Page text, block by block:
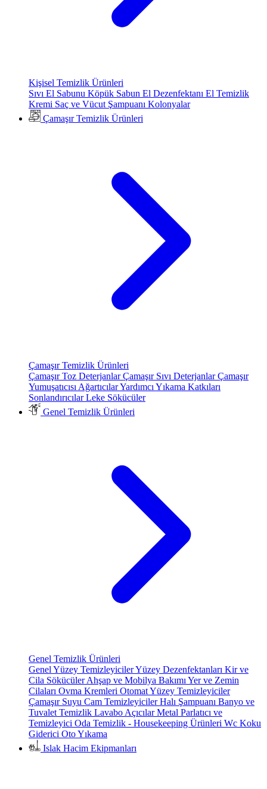
Kişisel Temizlik Ürünleri
Sıvı El Sabunu Köpük Sabun El Dezenfektanı El Temizlik
Kremi Saç ve Vücut Şampuanı Kolonyalar
Çamaşır Temizlik Ürünleri
Çamaşır Temizlik Ürünleri
Çamaşır Toz DeterjanlarÇamaşır Sıvı DeterjanlarÇamaşır
Yumuşatıcısı AğartıcılarYardımcı Yıkama Katkıları
SonlandırıcılarLeke Sökücüler
Genel Temizlik Ürünleri
Genel Temizlik Ürünleri
Genel Yüzey TemizleyicilerYüzey Dezenfektanları Kir ve
Cila SökücülerAhşap ve Mobilya Bakımı Yer ve Zemin
Cilaları Ovma Kremleri Otomat Yüzey Temizleyiciler
Çamaşır Suyu Cam TemizleyicilerHalı Şampuanı Banyo ve
Tuvalet Temizlik Lavabo AçıcılarMetal Parlatıcı ve
Temizleyici Oda Temizlik - Housekeeping Ürünleri Wc Koku
Giderici Oto Yıkama
Islak Hacim Ekipmanları